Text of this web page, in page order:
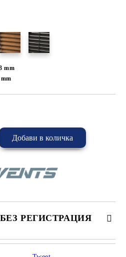
mm
mm
РЕГИСТРАЦИЯ
4 ПОЛЕТА